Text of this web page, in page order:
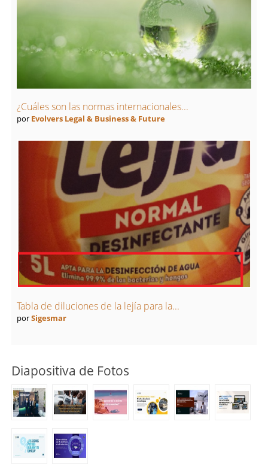
¿Cuáles son las normas internacionales...
por Evolvers Legal & Business & Future
Tabla de diluciones de la lejía para la...
porSigesmar
Diapositiva de Fotos